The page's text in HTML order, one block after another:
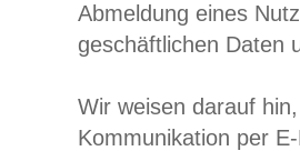
Abmeldung eines
geschäftlichen Daten
Wir weisen darauf
Kommunikation per